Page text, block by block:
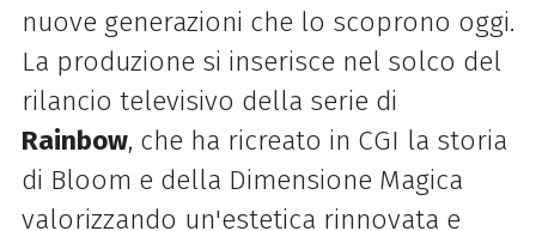
nuove generazioni che lo scoprono oggi.
La produzione si inserisce nel solco del
rilancio televisivo della serie di
Rainbow, che ha ricreato in CGI la storia
di Bloom e della Dimensione Magica
valorizzando un'estetica rinnovata e